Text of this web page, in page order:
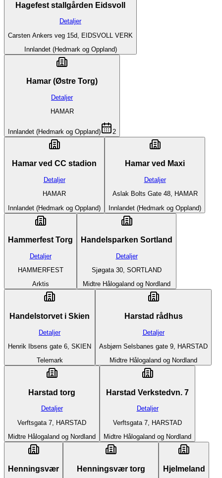
Hagefest stallgården Eidsvoll
Detaljer
Carsten Ankers veg 15d, EIDSVOLL VERK
Innlandet (Hedmark og Oppland)
Hamar (Østre Torg)
Detaljer
HAMAR
Innlandet (Hedmark og Oppland) 2
Hamar ved CC stadion
Detaljer
HAMAR
Innlandet (Hedmark og Oppland)
Hamar ved Maxi
Detaljer
Aslak Bolts Gate 48, HAMAR
Innlandet (Hedmark og Oppland)
Hammerfest Torg
Detaljer
HAMMERFEST
Arktis
Handelsparken Sortland
Detaljer
Sjøgata 30, SORTLAND
Midtre Hålogaland og Nordland
Handelstorvet i Skien
Detaljer
Henrik Ibsens gate 6, SKIEN
Telemark
Harstad rådhus
Detaljer
Asbjørn Selsbanes gate 9, HARSTAD
Midtre Hålogaland og Nordland
Harstad torg
Detaljer
Verftsgata 7, HARSTAD
Midtre Hålogaland og Nordland
Harstad Verkstedvn. 7
Detaljer
Verftsgata 7, HARSTAD
Midtre Hålogaland og Nordland
Henningsvær Henningsvær torg Hjelmeland